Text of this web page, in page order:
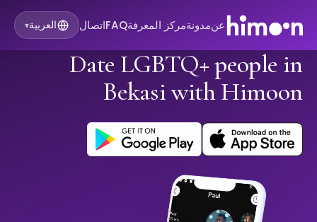
عنمدونةمركز المعرفةFAQاتصال العربية▾
Date LGBTQ+ people in
Bekasi with Himoon